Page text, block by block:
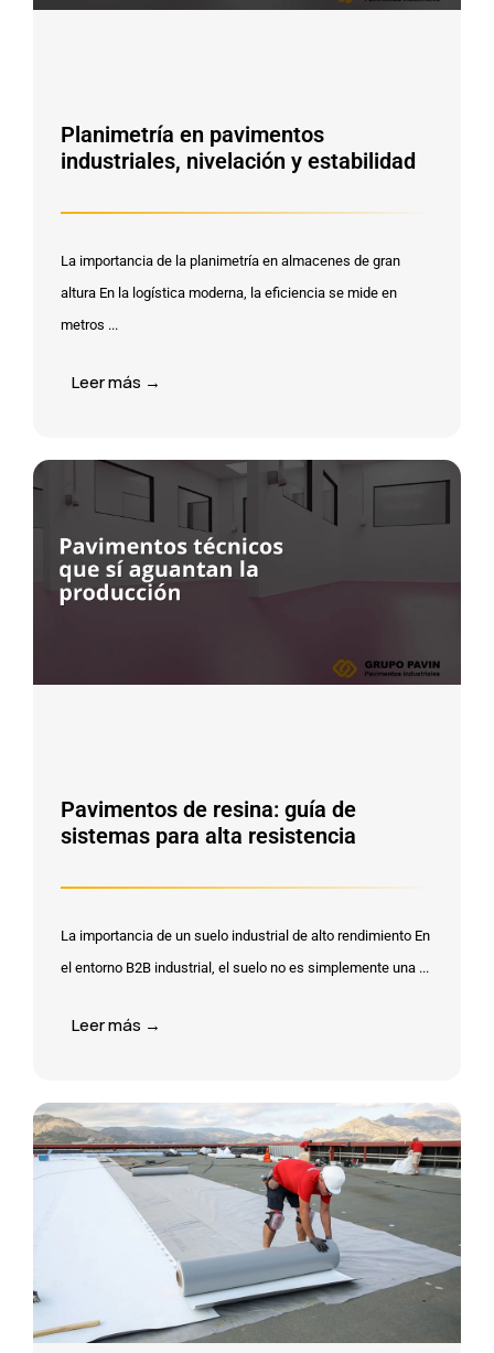
Planimetría en pavimentos
industriales, nivelación y estabilidad
La importancia de la planimetría en almacenes de gran
altura En la logística moderna, la eficiencia se mide en
metros ...
Leer más →
Pavimentos de resina: guía de
sistemas para alta resistencia
La importancia de un suelo industrial de alto rendimiento En
el entorno B2B industrial, el suelo no es simplemente una ...
Leer más →